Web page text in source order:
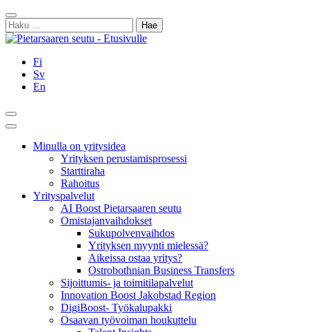
Siirry
sisältöön
Sulje
Haku:
Fi
Sv
En
Hae
Päävalikko
Minulla on yritysidea
Yrityksen perustamisprosessi
Starttiraha
Rahoitus
Yrityspalvelut
AI Boost Pietarsaaren seutu
Omistajanvaihdokset
Sukupolvenvaihdos
Yrityksen myynti mielessä?
Aikeissa ostaa yritys?
Ostrobothnian Business Transfers
Sijoittumis- ja toimitilapalvelut
Innovation Boost Jakobstad Region
DigiBoost- Työkalupakki
Osaavan työvoiman houkuttelu